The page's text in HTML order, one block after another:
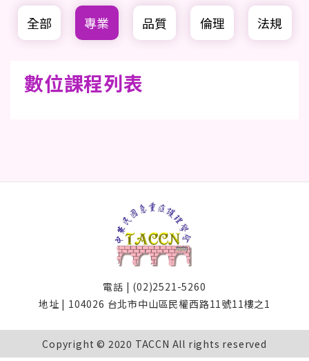
全部 專業 品質 倫理 法規
數位課程列表
電話 | (02)2521-5260
地址 | 104026 台北市中山區民權西路11號11樓之1
Copyright © 2020 TACCN All rights reserved